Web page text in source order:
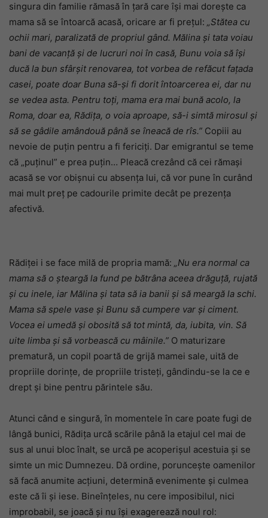
singura din familie rămasă în țară care își mai dorește ca
mama să se întoarcă acasă, oricare ar fi prețul: „Stătea cu
ochii mari, paralizată de propriul gând. Mălina și tata voiau
bani de vacanță și de lucruri noi în casă, Bunu voia să își
ducă la bun sfârșit renovarea, tot vorbea de refăcut fațada
casei, poate doar Buna să-și fi dorit întoarcerea ei, dar nu
se vedea asta. Pentru toți, mama era mai bună acolo, la
Roma, doar ea, Rădița, o voia aproape, să-i simtă mirosul și
să se gâdile amândouă până se îneacă de rîs.” Copiii au
nevoie de puțin pentru a fi fericiți. Dar emigrantul se teme
că „puținul” e prea puțin… Pleacă crezând că cei rămași
acasă se vor obișnui cu absența lui, că vor pune în curând
mai mult preț pe cadourile primite decât pe prezența
afectivă.
Rădiței i se face milă de propria mamă: „Nu era normal ca
mama să o șteargă la fund pe bătrâna aceea drăguță, rujată
și cu inele, iar Mălina și tata să ia banii și să meargă la schi.
Mama să spele vase și Bunu să cumpere var și ciment.
Vocea ei umedă și obosită să tot mintă, da, iubita, vin. Să
uite limba și să vorbească cu mâinile.” O maturizare
prematură, un copil poartă de grijă mamei sale, uită de
propriile dorințe, de propriile tristeți, gândindu-se la ce e
drept și bine pentru părintele său.
Atunci când e singură, în momentele în care poate fugi de
lângă bunici, Rădița urcă scările până la etajul cel mai de
sus al unui bloc înalt, se urcă pe acoperișul acestuia și se
simte un mic Dumnezeu. Dă ordine, poruncește oamenilor
să facă anumite acțiuni, determină evenimente și culmea
este că îi și iese. Bineînțeles, nu cere imposibilul, nici
improbabil, se joacă și nu își exagerează noul rol: